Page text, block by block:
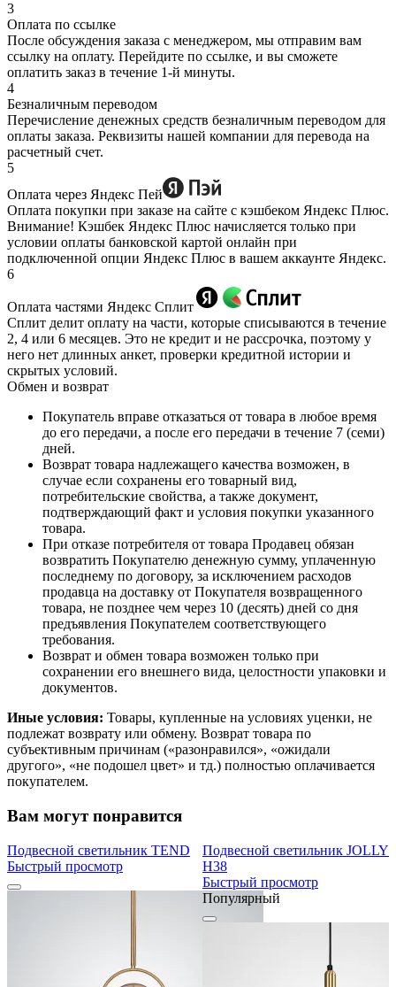
3
Оплата по ссылке
После обсуждения заказа с менеджером, мы отправим вам
ссылку на оплату. Перейдите по ссылке, и вы сможете
оплатить заказ в течение 1-й минуты.
4
Безналичным переводом
Перечисление денежных средств безналичным переводом для
оплаты заказа. Реквизиты нашей компании для перевода на
расчетный счет.
5
Оплата через Яндекс Пей
Оплата покупки при заказе на сайте с кэшбеком Яндекс Плюс.
Внимание! Кэшбек Яндекс Плюс начисляется только при
условии оплаты банковской картой онлайн при
подключенной опции Яндекс Плюс в вашем аккаунте Яндекс.
6
Оплата частями Яндекс Сплит
Сплит делит оплату на части, которые списываются в течение
2, 4 или 6 месяцев. Это не кредит и не рассрочка, поэтому у
него нет длинных анкет, проверки кредитной истории и
скрытых условий.
Обмен и возврат
Покупатель вправе отказаться от товара в любое время
до его передачи, а после его передачи в течение 7 (семи)
дней.
Возврат товара надлежащего качества возможен, в
случае если сохранены его товарный вид,
потребительские свойства, а также документ,
подтверждающий факт и условия покупки указанного
товара.
При отказе потребителя от товара Продавец обязан
возвратить Покупателю денежную сумму, уплаченную
последнему по договору, за исключением расходов
продавца на доставку от Покупателя возвращенного
товара, не позднее чем через 10 (десять) дней со дня
предъявления Покупателем соответствующего
требования.
Возврат и обмен товара возможен только при
сохранении его внешнего вида, целостности упаковки и
документов.
Иные условия: Товары, купленные на условиях уценки, не
подлежат возврату или обмену. Возврат товара по
субъективным причинам («разонравился», «ожидали
другого», «не подошел цвет» и тд.) полностью оплачивается
покупателем.
Вам могут понравится
Подвесной светильник TEND
Быстрый просмотр
Подвесной светильник JOLLY
H38
Быстрый просмотр
Популярный